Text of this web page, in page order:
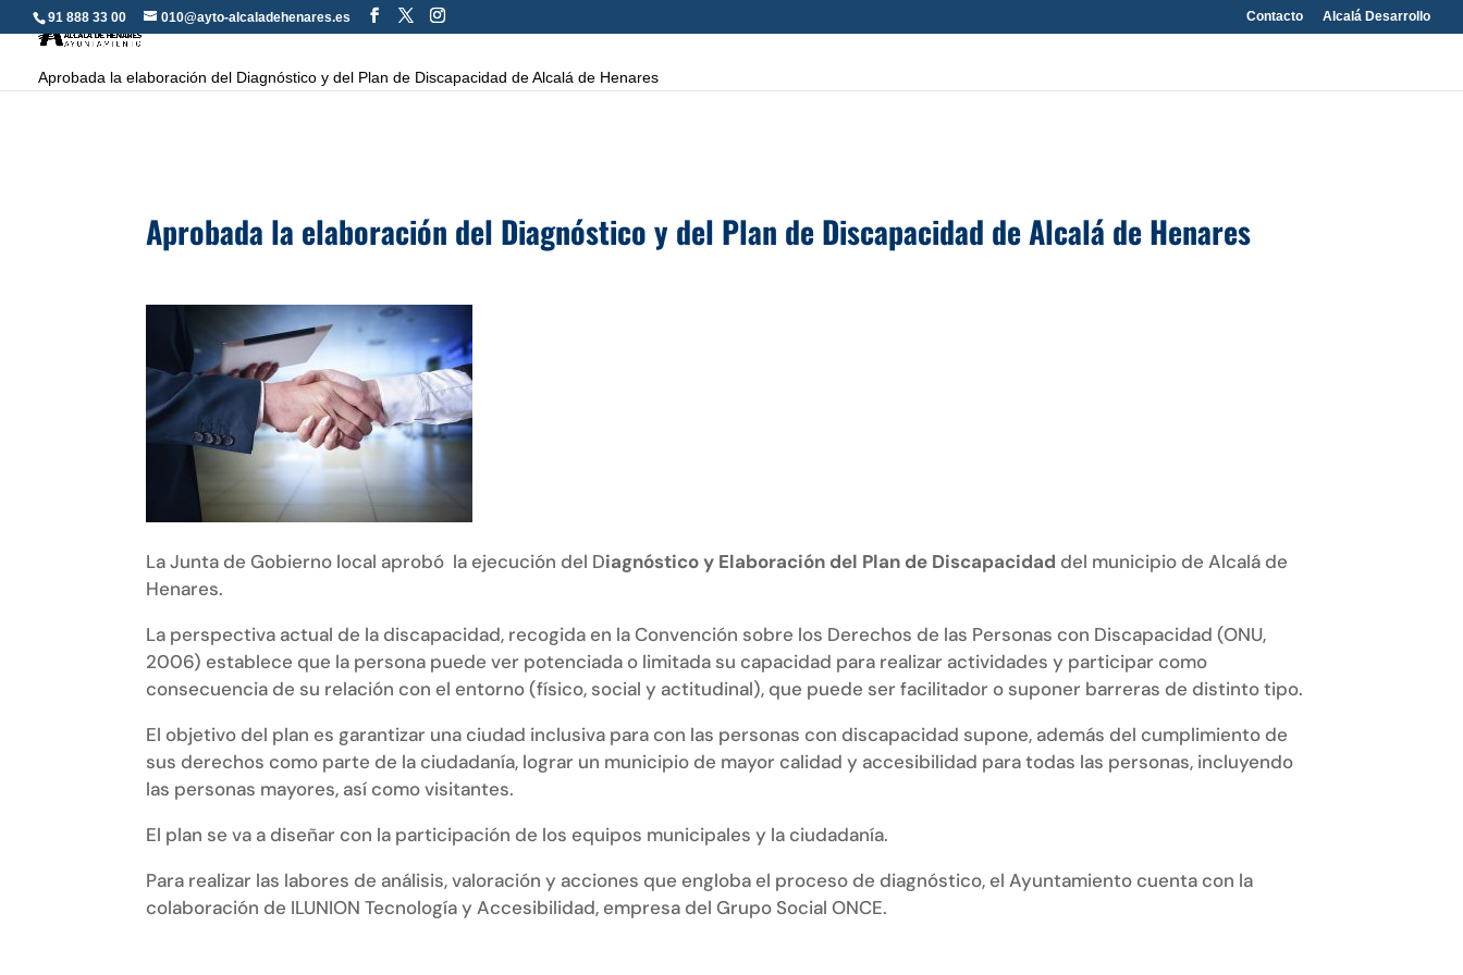
91 888 33 00 010@ayto-alcaladehenares.es Contacto Alcalá Desarrollo
Aprobada la elaboración del Diagnóstico y del Plan de Discapacidad de Alcalá de Henares
Aprobada la elaboración del Diagnóstico y del Plan de Discapacidad de Alcalá de Henares
La Junta de Gobierno local aprobó la ejecución del Diagnóstico y Elaboración del Plan de Discapacidad del municipio de Alcalá de
Henares.
La perspectiva actual de la discapacidad, recogida en la Convención sobre los Derechos de las Personas con Discapacidad (ONU,
2006) establece que la persona puede ver potenciada o limitada su capacidad para realizar actividades y participar como
consecuencia de su relación con el entorno (físico, social y actitudinal), que puede ser facilitador o suponer barreras de distinto tipo.
El objetivo del plan es garantizar una ciudad inclusiva para con las personas con discapacidad supone, además del cumplimiento de
sus derechos como parte de la ciudadanía, lograr un municipio de mayor calidad y accesibilidad para todas las personas, incluyendo
las personas mayores, así como visitantes.
El plan se va a diseñar con la participación de los equipos municipales y la ciudadanía.
Para realizar las labores de análisis, valoración y acciones que engloba el proceso de diagnóstico, el Ayuntamiento cuenta con la
colaboración de ILUNION Tecnología y Accesibilidad, empresa del Grupo Social ONCE.